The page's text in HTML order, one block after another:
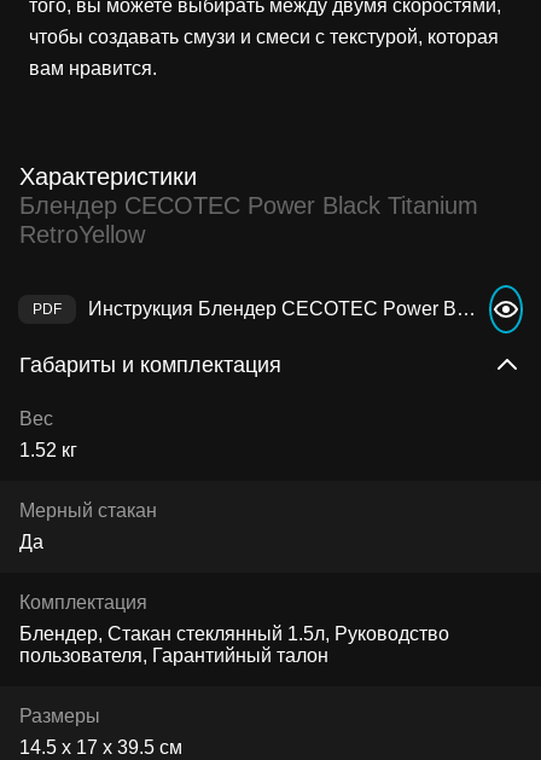
того, вы можете выбирать между двумя скоростями,
чтобы создавать смузи и смеси с текстурой, которая
вам нравится.
Характеристики
Блендер CECOTEC Power Black Titanium
RetroYellow
Инструкция Блендер CECOTEC Power Black Titanium RetroYellow
Габариты и комплектация
Вес
1.52 кг
Мерный стакан
Да
Комплектация
Блендер, Стакан стеклянный 1.5л, Руководство
пользователя, Гарантийный талон
Размеры
14.5 х 17 х 39.5 см